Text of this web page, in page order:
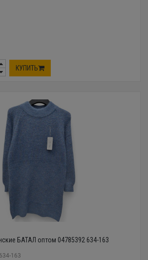
КУПИТЬ
БАТАЛ оптом 04785392 634-163
163